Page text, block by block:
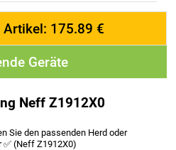
175.89 €
Geräte
Neff Z1912X0
Sie den passenden Herd oder
✅ (Neff Z1912X0)